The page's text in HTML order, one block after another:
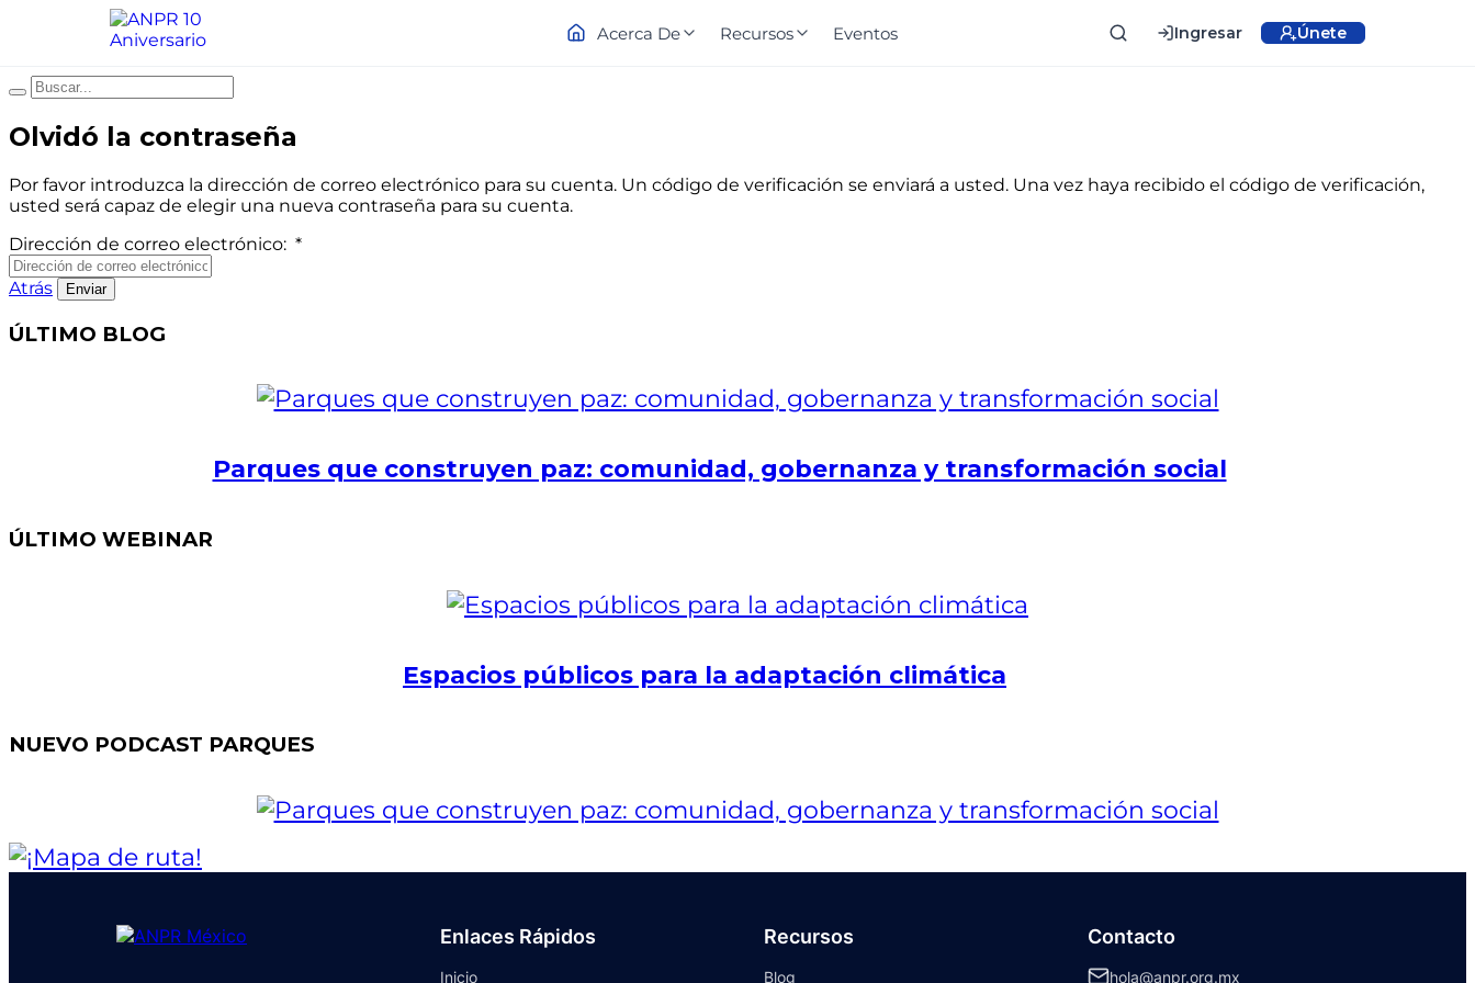
Acerca De Recursos Eventos Ingresar Únete
Olvidó la contraseña
Por favor introduzca la dirección de correo electrónico para su cuenta. Un código de verificación se enviará a usted. Una vez haya recibido el código de verificación,
usted será capaz de elegir una nueva contraseña para su cuenta.
Dirección de correo electrónico: *
Atrás
ÚLTIMO BLOG
Parques que construyen paz: comunidad, gobernanza y transformación social
ÚLTIMO WEBINAR
Espacios públicos para la adaptación climática
NUEVO PODCAST PARQUES
Enlaces Rápidos
Inicio
Recursos
Blog
Contacto
hola@anpr.org.mx